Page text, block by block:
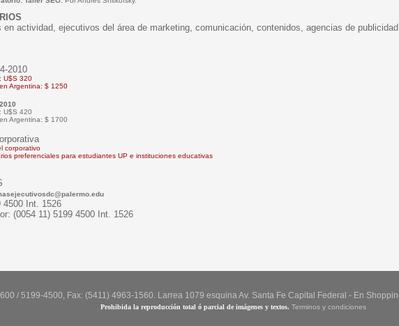
en actividad, ejecutivos del área de marketing, comunicación, contenidos, agencias de
2010
U$S 320
Argentina: $ 1250
U$S 420
Argentina: $ 1700
corporativo
preferenciales para estudiantes UP e instituciones educativas
4500 Int. 1526
(0054 11) 5199 4500 Int. 1526
/ 5199-4500, Fax: (5411) 4963-1560. Larrea 1079 esquina Av. Santa Fe Capital Federal - En
Prohibida la reproducción total ó parcial de imágenes y textos. Terminos y condiciones